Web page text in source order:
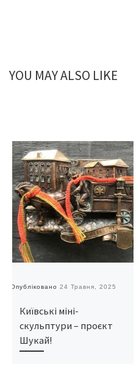
YOU MAY ALSO LIKE
Опубліковано 24 Травня, 2025
Київські міні-
скульптури – проєкт
Шукай!